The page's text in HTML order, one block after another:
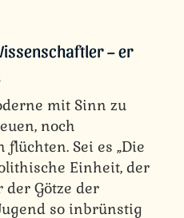
– er
mit Sinn zu
noch
Sei es „Die
Einheit, der
Götze der
so inbrünstig